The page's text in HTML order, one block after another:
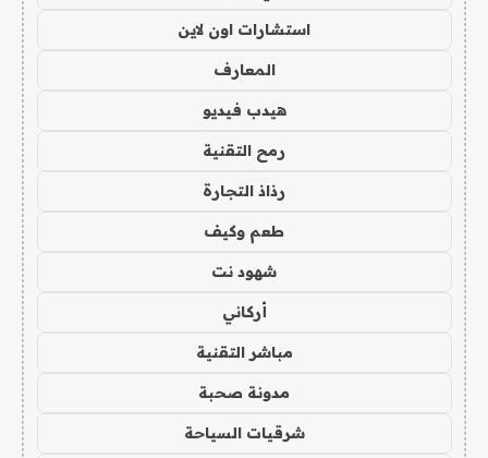
استشارات اون لاين
المعارف
هيدب فيديو
رمح التقنية
رذاذ التجارة
طعم وكيف
شهود نت
أركاني
مباشر التقنية
مدونة صحبة
شرقيات السياحة